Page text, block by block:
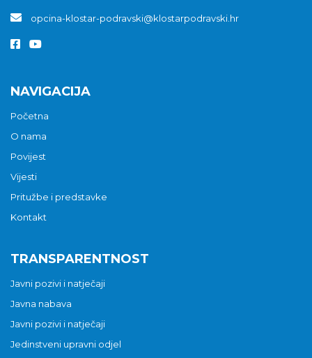
opcina-klostar-podravski@klostarpodravski.hr
NAVIGACIJA
Početna
O nama
Povijest
Vijesti
Pritužbe i predstavke
Kontakt
TRANSPARENTNOST
Javni pozivi i natječaji
Javna nabava
Javni pozivi i natječaji
Jedinstveni upravni odjel